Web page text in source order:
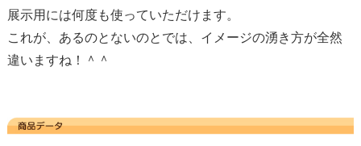
展示用には何度も使っていただけます。
これが、あるのとないのとでは、イメージの湧き方が全然
違いますね！＾＾